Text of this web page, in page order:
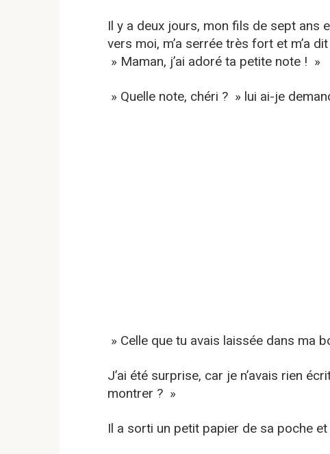
Il y a deux jours, mon fils de sept ans
vers moi, m’a serrée très fort et m’a dit
» Maman, j’ai adoré ta petite note ! »
» Quelle note, chéri ? » lui ai-je
» Celle que tu avais laissée dans ma
J’ai été surprise, car je n’avais rien
montrer ? »
Il a sorti un petit papier de sa poche